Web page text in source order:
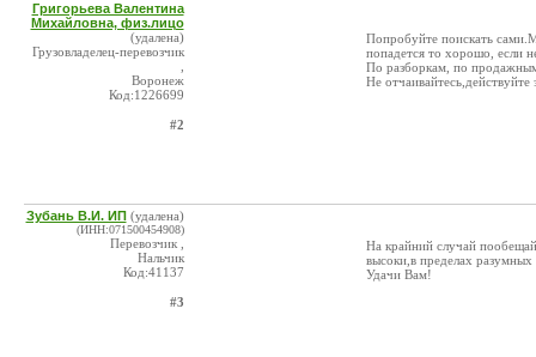
Григорьева Валентина
Михайловна, физ.лицо
(удалена)
Грузовладелец-перевозчик
Воронеж
Код:1226699
#2
Попробуйте поискать
попадется то хорошо, если
По разборкам, по
Не
Зубань В.И. ИП (удалена)
(ИНН:071500454908)
Перевозчик ,
Нальчик
Код:41137
#3
На крайний случай
высоки,в пределах разумных
Удачи Вам!